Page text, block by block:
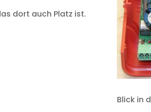
dort auch Platz ist.
Blick in